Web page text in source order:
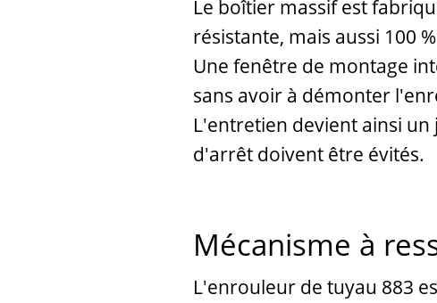
Le boîtier massif est
résistante, mais aussi 100
Une fenêtre de montage
sans avoir à démonter
L'entretien devient ainsi
d'arrêt doivent être évités.
Mécanisme à
L'enrouleur de tuyau 883